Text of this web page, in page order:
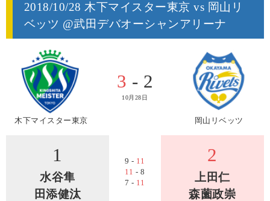
2018/10/28 木下マイスター東京 vs 岡山リ
ベッツ @武田デバオーシャンアリーナ
木下マイスター東京
3 - 2
10月28日
岡山リベッツ
1
水谷隼
田添健汰
9 - 11
11 - 8
7 - 11
2
上田仁
森薗政崇